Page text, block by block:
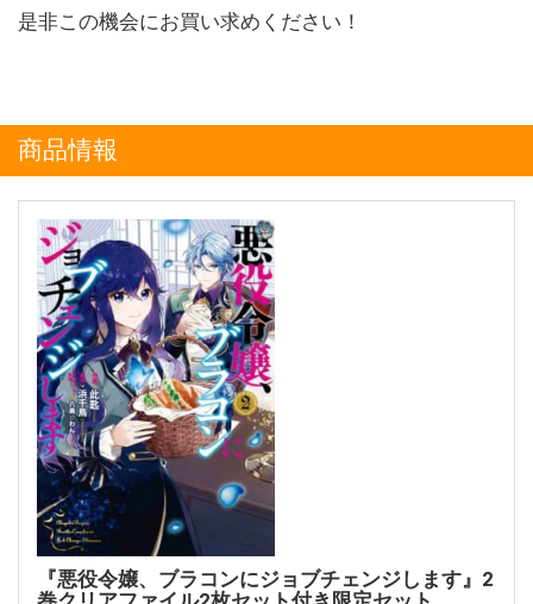
是非この機会にお買い求めください！
商品情報
『悪役令嬢、ブラコンにジョブチェンジします』2